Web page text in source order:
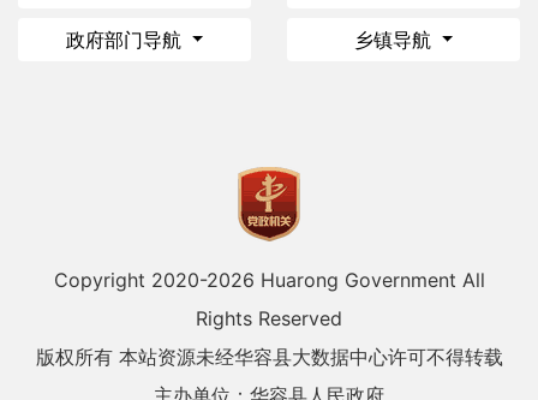
政府部门导航 乡镇导航
Copyright 2020-2026 Huarong Government All
Rights Reserved
版权所有 本站资源未经华容县大数据中心许可不得转载